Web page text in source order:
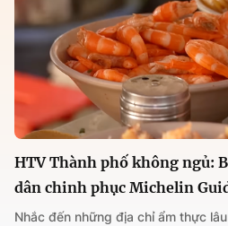
HTV Thành phố không ngủ:
dân chinh phục Michelin
Nhắc đến những địa chỉ ẩm thực